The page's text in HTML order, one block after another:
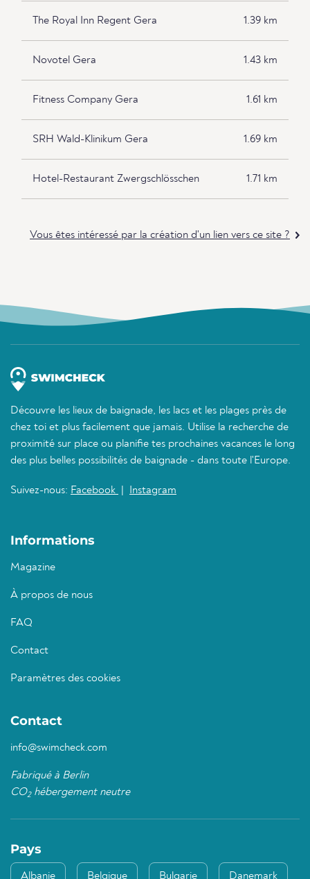
The Royal Inn Regent Gera 1.39 km
Novotel Gera 1.43 km
Fitness Company Gera 1.61 km
SRH Wald-Klinikum Gera 1.69 km
Hotel-Restaurant Zwergschlösschen 1.71 km
Vous êtes intéressé par la création d'un lien vers ce site ?
Découvre les lieux de baignade, les lacs et les plages près de
chez toi et plus facilement que jamais. Utilise la recherche de
proximité sur place ou planifie tes prochaines vacances le long
des plus belles possibilités de baignade - dans toute l'Europe.
Suivez-nous: Facebook Instagram
Informations
Magazine
À propos de nous
FAQ
Contact
Paramètres des cookies
Contact
info@swimcheck.com
Fabriqué à Berlin
CO2hébergement neutre
Pays
Albanie Belgique Bulgarie Danemark